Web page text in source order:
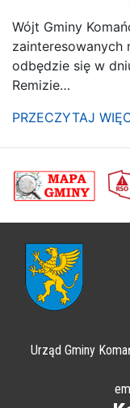
Wójt Gminy
zainteresowanych
odbędzie się w
Remizie…
PRZECZYTAJ
poprzednii
Urząd Gminy